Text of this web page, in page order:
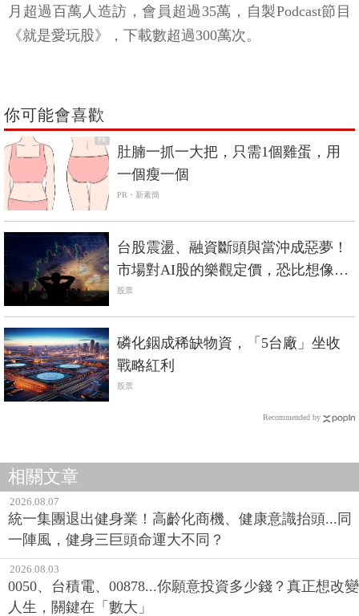
月超過百萬人造訪，會員超過35萬，自製Podcast節目
《就是愛玩股》，下載數超過300萬次。
你可能會喜歡
PR
肚腩一抓一大把，只需1個雞蛋，用
一個瘦一個
PR・新素簡
台股震盪、融資斷頭與當沖成惡夢！
市場對AI股的樂觀定價，恐比想像中
脆弱
股票
磷化銦成稀缺物資，「5台廠」坐收
戰略紅利
股票
Recommended by
相關文章
2026.08.07
統一集團退出健身業！高齡化商機、健康意識抬頭...同
一陣風，健身三巨頭命運大不同？
2026.08.03
0050、台積電、00878...你願意投資多少錢？真正想改變
人生，關鍵在「數大」